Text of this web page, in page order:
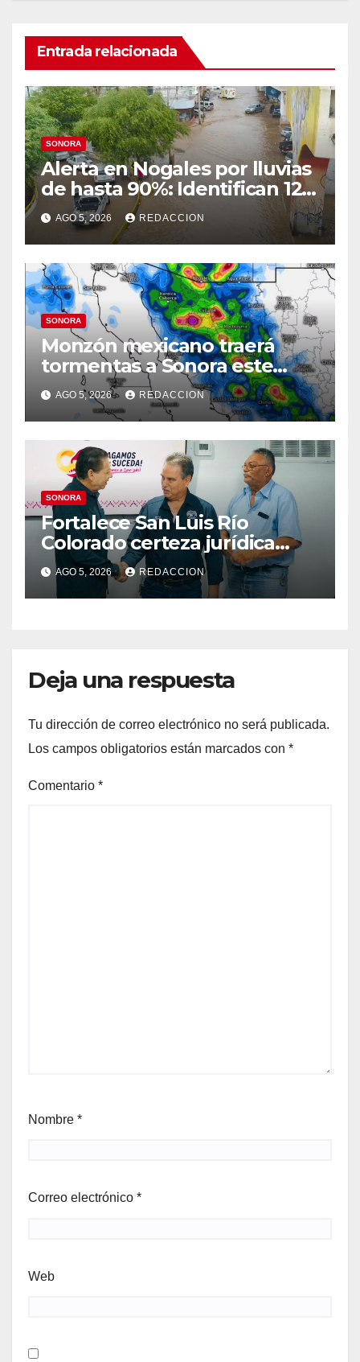
Entrada relacionada
SONORA
Alerta en Nogales por lluvias
de hasta 90%: Identifican 12
vialidades con alto riesgo de
arroyos e inundaciones
AGO 5, 2026 REDACCION
SONORA
Monzón mexicano traerá
tormentas a Sonora este
miércoles: Prevén lluvias en
el Norte, la Sierra y
Hermosillo
AGO 5, 2026 REDACCION
SONORA
Fortalece San Luis Río
Colorado certeza jurídica
para la Asociación de
Ganaderos
AGO 5, 2026 REDACCION
Deja una respuesta
Tu dirección de correo electrónico no será publicada.
Los campos obligatorios están marcados con *
Comentario *
Nombre *
Correo electrónico *
Web